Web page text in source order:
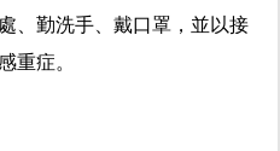
、勤洗手、戴口罩，並以接
重症。